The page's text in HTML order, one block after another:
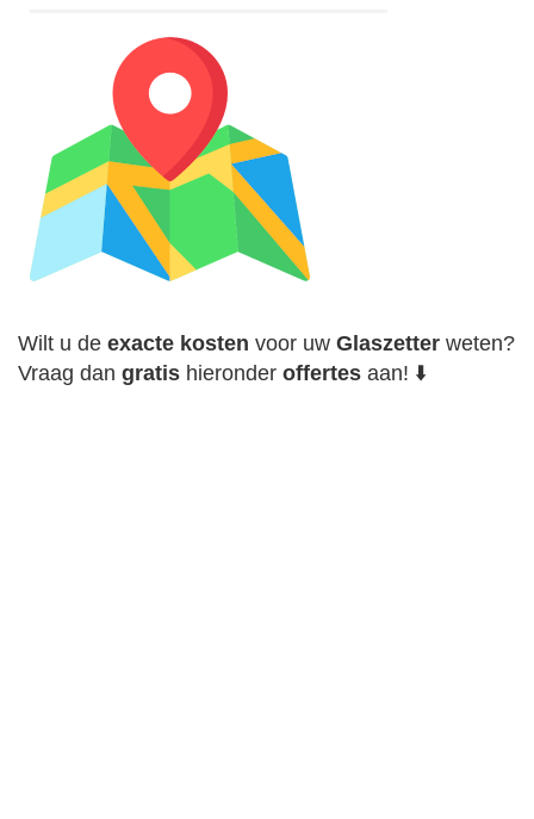
Wilt u de exacte kosten voor uw Glaszetter weten?
Vraag dan gratis hieronder offertes aan! ⬇️